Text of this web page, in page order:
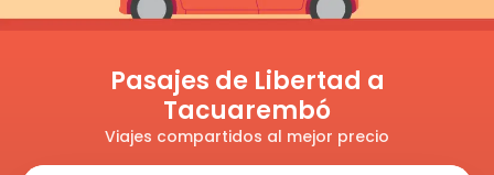
Pasajes de Libertad a
Tacuarembó
Viajes compartidos al mejor precio